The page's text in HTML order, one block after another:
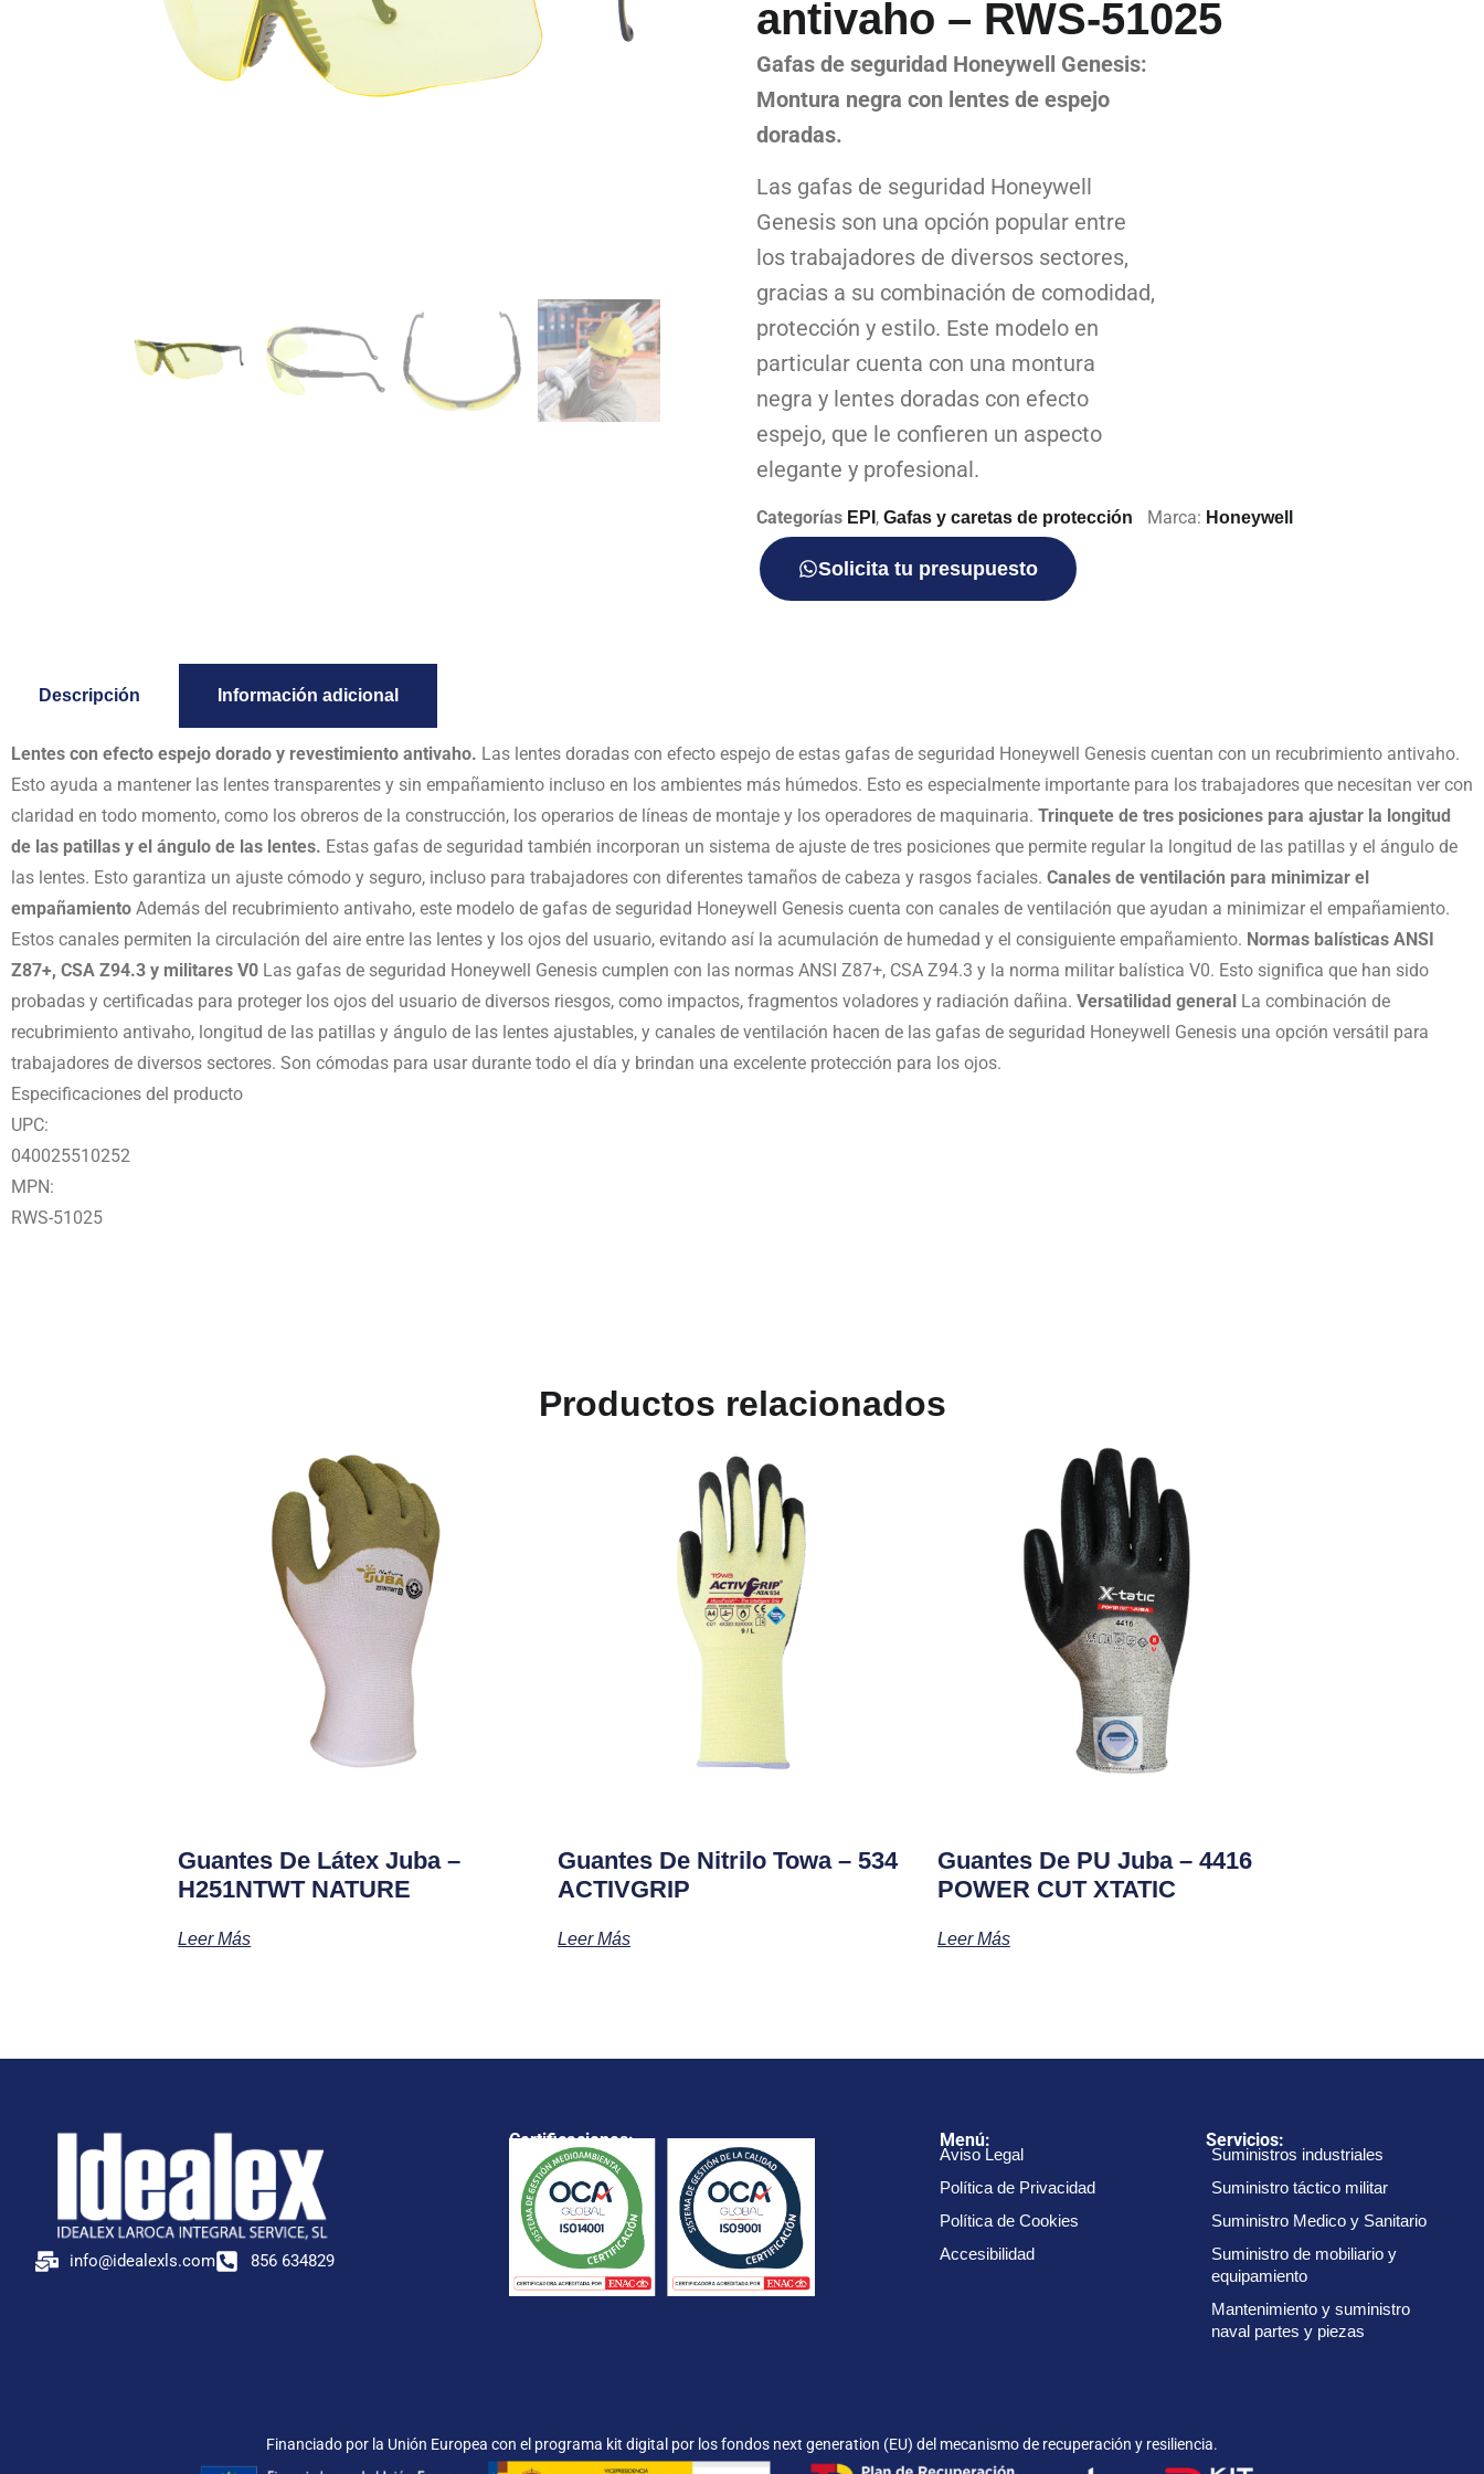
antivaho – RWS-51025
Gafas de seguridad Honeywell Genesis:
Montura negra con lentes de espejo
doradas.
Las gafas de seguridad Honeywell
Genesis son una opción popular entre
los trabajadores de diversos sectores,
gracias a su combinación de comodidad,
protección y estilo. Este modelo en
particular cuenta con una montura
negra y lentes doradas con efecto
espejo, que le confieren un aspecto
elegante y profesional.
Categorías EPI , Gafas y caretas de protección Marca: Honeywell
Solicita tu presupuesto
Descripción Información adicional
Lentes con efecto espejo dorado y revestimiento antivaho. Las lentes doradas con efecto espejo de estas gafas de seguridad Honeywell Genesis cuentan con un recubrimiento antivaho.
Esto ayuda a mantener las lentes transparentes y sin empañamiento incluso en los ambientes más húmedos. Esto es especialmente importante para los trabajadores que necesitan ver con
claridad en todo momento, como los obreros de la construcción, los operarios de líneas de montaje y los operadores de maquinaria. Trinquete de tres posiciones para ajustar la longitud
de las patillas y el ángulo de las lentes. Estas gafas de seguridad también incorporan un sistema de ajuste de tres posiciones que permite regular la longitud de las patillas y el ángulo de
las lentes. Esto garantiza un ajuste cómodo y seguro, incluso para trabajadores con diferentes tamaños de cabeza y rasgos faciales. Canales de ventilación para minimizar el
empañamiento Además del recubrimiento antivaho, este modelo de gafas de seguridad Honeywell Genesis cuenta con canales de ventilación que ayudan a minimizar el empañamiento.
Estos canales permiten la circulación del aire entre las lentes y los ojos del usuario, evitando así la acumulación de humedad y el consiguiente empañamiento. Normas balísticas ANSI
Z87+, CSA Z94.3 y militares V0 Las gafas de seguridad Honeywell Genesis cumplen con las normas ANSI Z87+, CSA Z94.3 y la norma militar balística V0. Esto significa que han sido
probadas y certificadas para proteger los ojos del usuario de diversos riesgos, como impactos, fragmentos voladores y radiación dañina. Versatilidad general
La combinación de
recubrimiento antivaho, longitud de las patillas y ángulo de las lentes ajustables, y canales de ventilación hacen de las gafas de seguridad Honeywell Genesis una opción versátil para
trabajadores de diversos sectores. Son cómodas para usar durante todo el día y brindan una excelente protección para los ojos.
Especificaciones del producto
UPC:
040025510252
MPN:
RWS-51025
Productos relacionados
Guantes De Látex Juba –
H251NTWT NATURE
Leer Más
Guantes De Nitrilo Towa – 534
ACTIVGRIP
Leer Más
Guantes De PU Juba – 4416
POWER CUT XTATIC
Leer Más
info@idealexls.com 856 634829
Certificaciones: Menú:
Aviso Legal
Política de Privacidad
Política de Cookies
Accesibilidad
Servicios:
Suministros industriales
Suministro táctico militar
Suministro Medico y Sanitario
Suministro de mobiliario y
equipamiento
Mantenimiento y suministro
naval partes y piezas
Financiado por la Unión Europea con el programa kit digital por los fondos next generation (EU) del mecanismo de recuperación y resiliencia.